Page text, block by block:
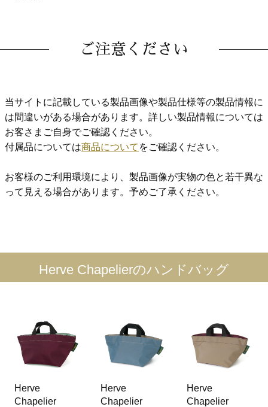
ご注意ください
当サイトに記載している製品画像や製品仕様等の製品情報に
は間違いがある場合があります。詳しい製品情報については
お客さまご自身でご確認ください。
付属品については商品について をご確認ください。
お客様のご利用環境により、製品画像が実物の色と若干異な
って見える場合があります。予めご了承ください。
Herve Chapelierのハンドバッグ
Herve
Chapelier
Herve
Chapelier
Herve
Chapelier